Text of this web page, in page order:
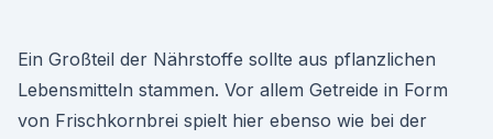
Ein Großteil der Nährstoffe sollte aus pflanzlichen
Lebensmitteln stammen. Vor allem Getreide in Form
von Frischkornbrei spielt hier ebenso wie bei der